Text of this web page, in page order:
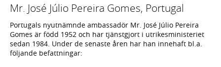
Mr. José Júlio Pereira Gomes, Portugal
Portugals nyutnämnde ambassadör Mr. José Júlio Pereira
Gomes är född 1952 och har tjänstgjort i utrikesministeriet
sedan 1984. Under de senaste åren har han innehaft bl.a.
följande befattningar: